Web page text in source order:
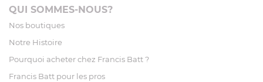
QUI SOMMES-NOUS?
Nos boutiques
Notre Histoire
Pourquoi acheter chez Francis Batt ?
Francis Batt pour les pros